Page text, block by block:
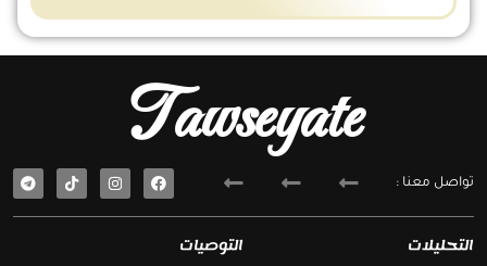
التوصيات التحليلات
Tawseyate
تواصل معنا :
F
a
e
T
e
e